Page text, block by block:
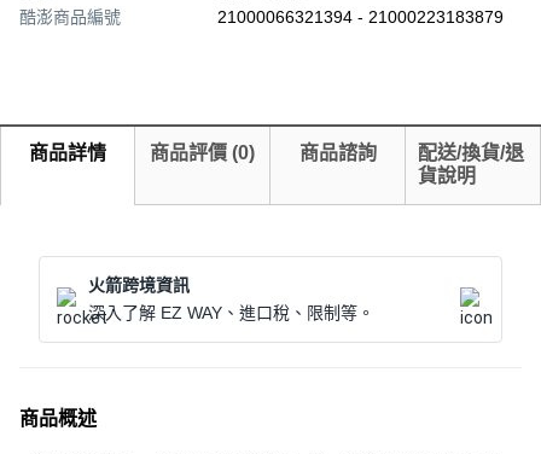
酷澎商品編號
21000066321394 - 21000223183879
商品詳情 商品評價 (0) 商品諮詢
配送/換貨/退
貨說明
火箭跨境資訊
深入了解 EZ WAY、進口稅、限制等。
商品概述